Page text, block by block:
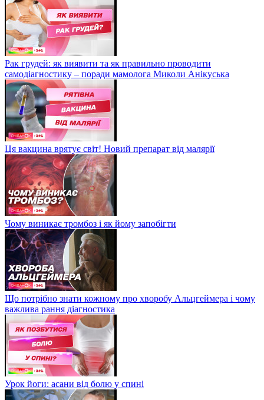
Рак грудей: як виявити та як правильно проводити
самодіагностику – поради мамолога Миколи Анікуська
Ця вакцина врятує світ! Новий препарат від малярії
Чому виникає тромбоз і як йому запобігти
Що потрібно знати кожному про хворобу Альцгеймера і чому
важлива рання діагностика
Урок йоги: асани від болю у спині